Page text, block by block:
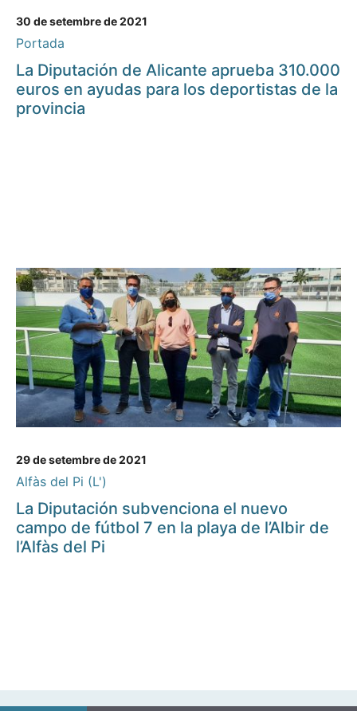
30 de setembre de 2021
Portada
La Diputación de Alicante aprueba 310.000
euros en ayudas para los deportistas de la
provincia
29 de setembre de 2021
Alfàs del Pi (L')
La Diputación subvenciona el nuevo
campo de fútbol 7 en la playa de l’Albir de
l’Alfàs del Pi